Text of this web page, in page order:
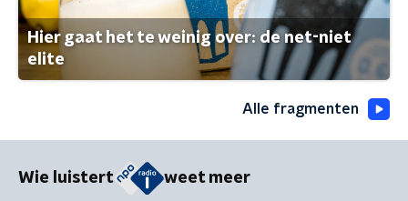
Hier gaat het te weinig over: de net-niet
elite
Alle fragmenten
Wie luistert weet meer